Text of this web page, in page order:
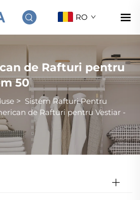
RO
de Rafturi pentru
50
> Sistem Rafturi Pentru
de Rafturi pentru Vestiar -